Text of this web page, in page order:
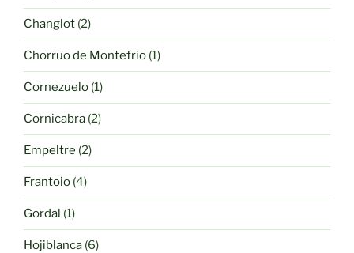
producto
Changlot 22
productos
Chorruo de Montefrio 11
producto
Cornezuelo 11
producto
Cornicabra 22
productos
Empeltre 22
productos
Frantoio 44
productos
Gordal 11
producto
Hojiblanca 66